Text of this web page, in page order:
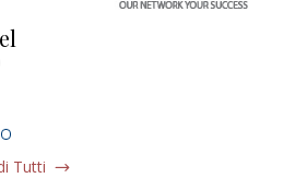
L’uscita di scena di
Tutti